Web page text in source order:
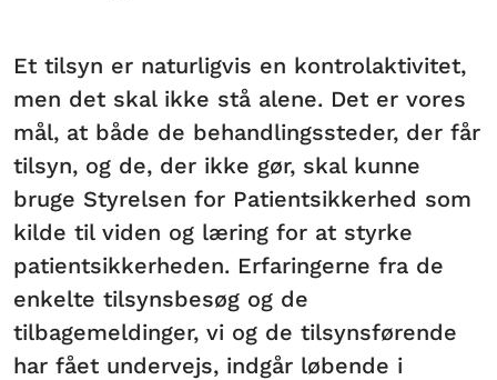
Et tilsyn er naturligvis en kontrolaktivitet,
men det skal ikke stå alene. Det er vores
mål, at både de behandlingssteder, der får
tilsyn, og de, der ikke gør, skal kunne
bruge Styrelsen for Patientsikkerhed som
kilde til viden og læring for at styrke
patientsikkerheden. Erfaringerne fra de
enkelte tilsynsbesøg og de
tilbagemeldinger, vi og de tilsynsførende
har fået undervejs, indgår løbende i